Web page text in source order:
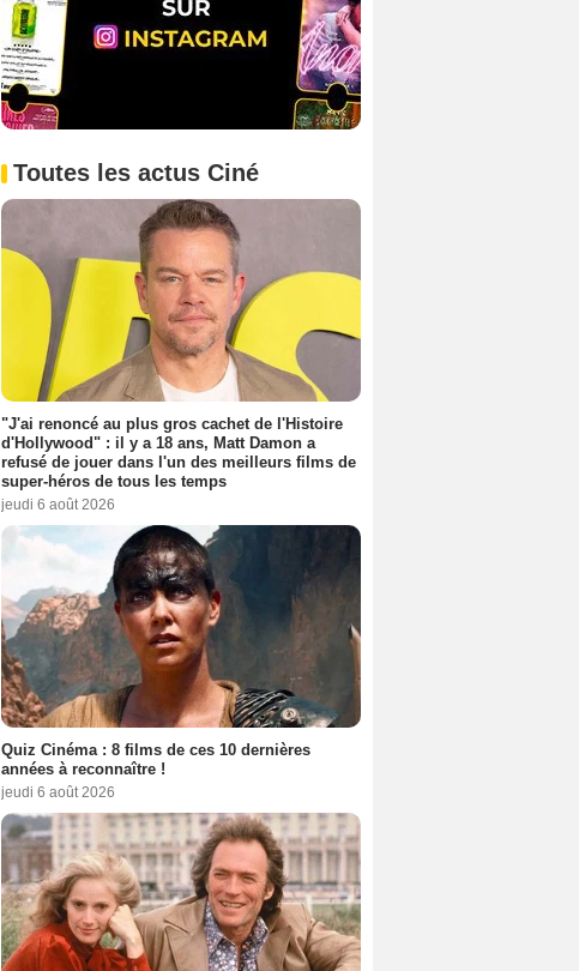
Toutes les actus Ciné
"J'ai renoncé au plus gros cachet de l'Histoire
d'Hollywood" : il y a 18 ans, Matt Damon a
refusé de jouer dans l'un des meilleurs films de
super-héros de tous les temps
jeudi 6 août 2026
Quiz Cinéma : 8 films de ces 10 dernières
années à reconnaître !
jeudi 6 août 2026